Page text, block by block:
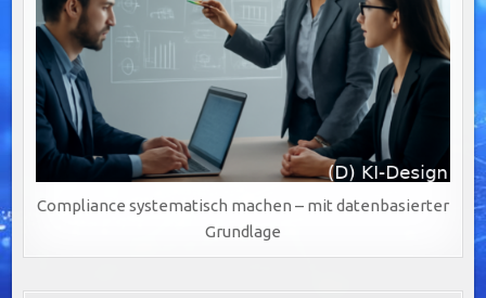
Compliance systematisch machen – mit datenbasierter
Grundlage